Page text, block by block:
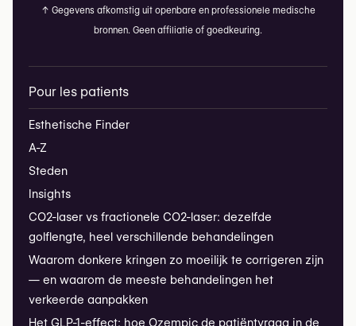
↑ Gegevens afkomstig uit openbare en professionele medische
bronnen. Geen affiliatie of goedkeuring.
Pour les patients
Esthetische Finder
A-Z
Steden
Insights
CO2-laser vs fractionele CO2-laser: dezelfde
golflengte, heel verschillende behandelingen
Waarom donkere kringen zo moeilijk te corrigeren zijn
— en waarom de meeste behandelingen het
verkeerde aanpakken
Het GLP-1-effect: hoe Ozempic de patiëntvraag in de